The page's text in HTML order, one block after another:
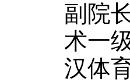
副院
术一
汉体